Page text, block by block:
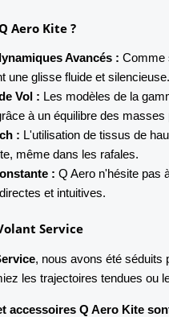
Aero Kite ?
Avancés : Comme
une glisse fluide et silencieuse.
Vol : Les modèles de la
à un équilibre des masses
: L'utilisation de tissus de
même dans les rafales.
: Q Aero n'hésite pas
et intuitives.
Service
, nous avons été séduits
les trajectoires tendues ou
accessoires Q Aero Kite